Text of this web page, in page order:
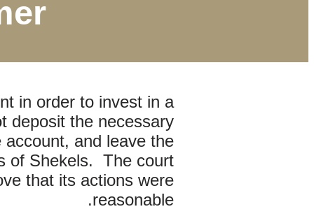
in order to invest in a
deposit the necessary
and leave the
of Shekels. The court
that its actions were
reasonable.